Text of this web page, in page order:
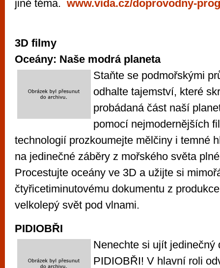
jiné téma. www.vida.cz/doprovodny-
3D filmy
Oceány: Naše modrá planeta
Staňte se podmořskými
odhalte tajemství, které
probádaná část naší
pomocí nejmodernějších
technologií prozkoumejte mělčiny i temné
na jedinečné záběry z mořského světa
Procestujte oceány ve 3D a užijte si
čtyřicetiminutovému dokumentu z
velkolepý svět pod vlnami.
PIDIOBŘI
Nenechte si ujít jedinečný
PIDIOBŘI! V hlavní roli